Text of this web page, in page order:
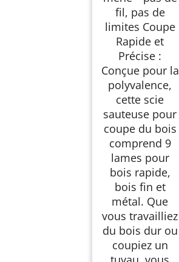
fil, pas de
limites Coupe
Rapide et
Précise :
Conçue pour la
polyvalence,
cette scie
sauteuse pour
coupe du bois
comprend 9
lames pour
bois rapide,
bois fin et
métal. Que
vous travailliez
du bois dur ou
coupiez un